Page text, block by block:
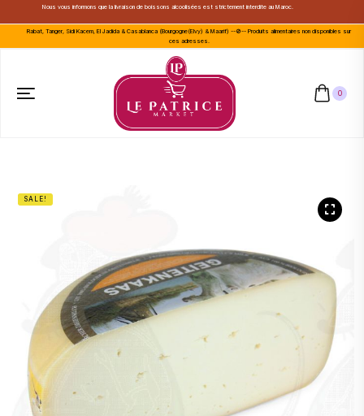
Nous vous informons que la livraison de boissons alcoolisées est strictement interdite au Maroc.
Rabat, Tanger, Sidi Kacem, El Jadida & Casablanca (Bourgogne(Elvy) & Maarif) --🚫-- Produits alimentaires non disponibles sur
ces adresses.
0
SALE!